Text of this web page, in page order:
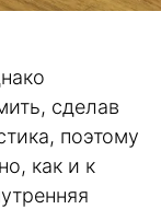
сделав
поэтому
как и к